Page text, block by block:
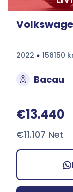
2022 156150
Bacau
€13.440
€11.107 Net